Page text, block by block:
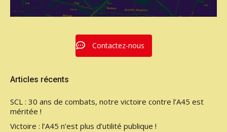
Contactez-nous
Articles récents
SCL : 30 ans de combats, notre victoire contre l’A45 est
méritée !
Victoire : l’A45 n’est plus d’utilité publique !